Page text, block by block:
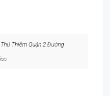
Thiêm Quận 2 Đường